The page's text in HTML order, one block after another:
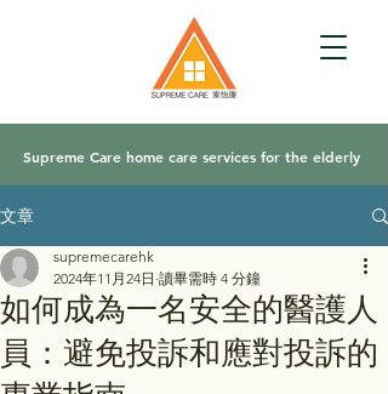
Supreme Care home care services for the elderly
文章
如何成為一名安全的醫護人
員：避免投訴和應對投訴的
supremecarehk
2024年11月24日 讀畢需時 4 分鐘